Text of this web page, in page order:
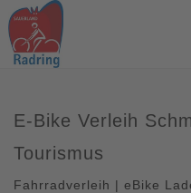
E-Bike Verleih
Tourismus
Fahrradverleih | eBike